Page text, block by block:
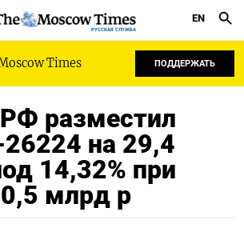
РУССКАЯ СЛУЖБА
EN
Times ПОДДЕРЖАТЬ
разместил
на 29,4
14,32% при
млрд р